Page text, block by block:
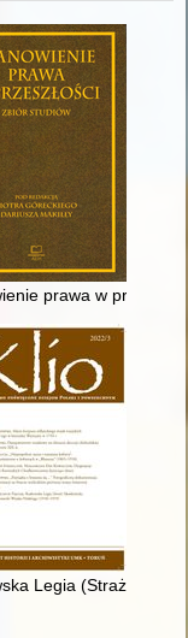
prawa w
zabiegów z
Legia (Straż)